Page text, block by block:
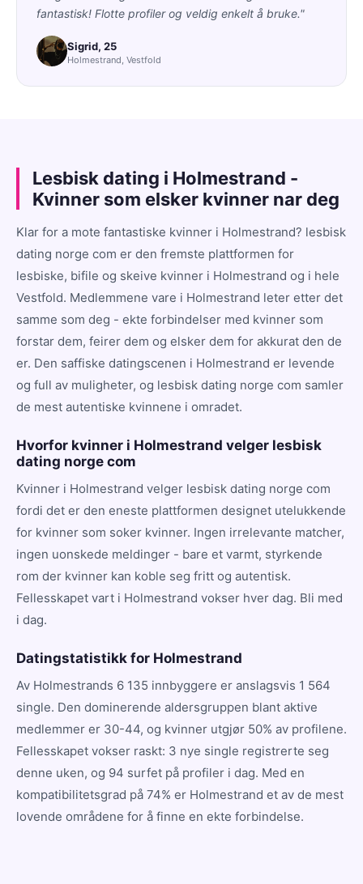
fantastisk! Flotte profiler og veldig enkelt å bruke."
Sigrid, 25
Holmestrand, Vestfold
Lesbisk dating i Holmestrand -
Kvinner som elsker kvinner nar deg
Klar for a mote fantastiske kvinner i Holmestrand? lesbisk
dating norge com er den fremste plattformen for
lesbiske, bifile og skeive kvinner i Holmestrand og i hele
Vestfold. Medlemmene vare i Holmestrand leter etter det
samme som deg - ekte forbindelser med kvinner som
forstar dem, feirer dem og elsker dem for akkurat den de
er. Den saffiske datingscenen i Holmestrand er levende
og full av muligheter, og lesbisk dating norge com samler
de mest autentiske kvinnene i omradet.
Hvorfor kvinner i Holmestrand velger lesbisk
dating norge com
Kvinner i Holmestrand velger lesbisk dating norge com
fordi det er den eneste plattformen designet utelukkende
for kvinner som soker kvinner. Ingen irrelevante matcher,
ingen uonskede meldinger - bare et varmt, styrkende
rom der kvinner kan koble seg fritt og autentisk.
Fellesskapet vart i Holmestrand vokser hver dag. Bli med
i dag.
Datingstatistikk for Holmestrand
Av Holmestrands 6 135 innbyggere er anslagsvis 1 564
single. Den dominerende aldersgruppen blant aktive
medlemmer er 30-44, og kvinner utgjør 50% av profilene.
Fellesskapet vokser raskt: 3 nye single registrerte seg
denne uken, og 94 surfet på profiler i dag. Med en
kompatibilitetsgrad på 74% er Holmestrand et av de mest
lovende områdene for å finne en ekte forbindelse.